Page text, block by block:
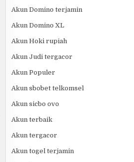
Akun Domino terjamin
Akun Domino XL
Akun Hoki rupiah
Akun Judi tergacor
Akun Populer
Akun sbobet telkomsel
Akun sicbo ovo
Akun terbaik
Akun tergacor
Akun togel terjamin